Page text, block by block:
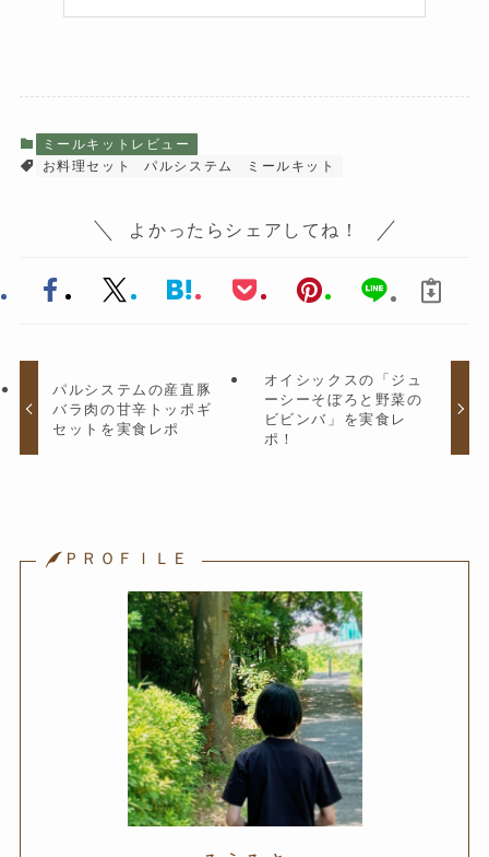
ミールキットレビュー
お料理セット
パルシステム ミールキット
よかったらシェアしてね！
パルシステムの産直豚
バラ肉の甘辛トッポギ
セットを実食レポ
オイシックスの「ジュ
ーシーそぼろと野菜の
ビビンバ」を実食レ
ポ！
ＰＲＯＦＩＬＥ